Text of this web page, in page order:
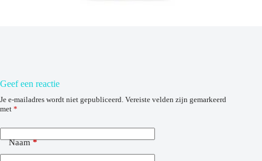
Geef een reactie
Je e-mailadres wordt niet gepubliceerd. Vereiste velden zijn gemarkeerd
met *
Naam*